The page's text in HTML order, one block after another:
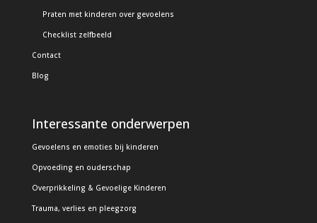
Praten met kinderen over gevoelens
Checklist zelfbeeld
Contact
Blog
Interessante onderwerpen
Gevoelens en emoties bij kinderen
Opvoeding en ouderschap
Overprikkeling & Gevoelige Kinderen
Trauma, verlies en pleegzorg